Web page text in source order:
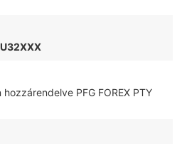
PFG FOREX PTY